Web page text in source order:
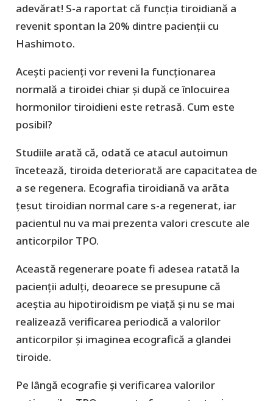
adevărat! S-a raportat că funcția tiroidiană a
revenit spontan la 20% dintre pacienții cu
Hashimoto.
Acești pacienți vor reveni la funcționarea
normală a tiroidei chiar și după ce înlocuirea
hormonilor tiroidieni este retrasă. Cum este
posibil?
Studiile arată că, odată ce atacul autoimun
încetează, tiroida deteriorată are capacitatea de
a se regenera. Ecografia tiroidiană va arăta
țesut tiroidian normal care s-a regenerat, iar
pacientul nu va mai prezenta valori crescute ale
anticorpilor TPO.
Această regenerare poate fi adesea ratată la
pacienții adulți, deoarece se presupune că
aceștia au hipotiroidism pe viață și nu se mai
realizează verificarea periodică a valorilor
anticorpilor și imaginea ecografică a glandei
tiroide.
Pe lângă ecografie și verificarea valorilor